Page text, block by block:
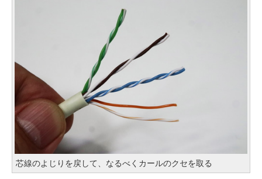
芯線のよじりを戻して、なるべくカールのクセを取る